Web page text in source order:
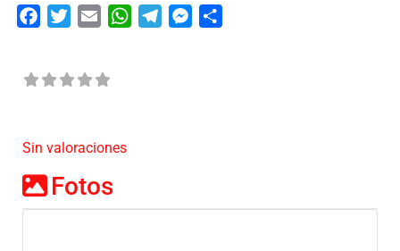
FacebookTwitterEmail WhatsAppTelegramMessenger
Sin valoraciones
Fotos